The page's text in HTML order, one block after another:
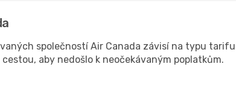
společností Air Canada závisí na typu
aby nedošlo k neočekávaným poplatkům.